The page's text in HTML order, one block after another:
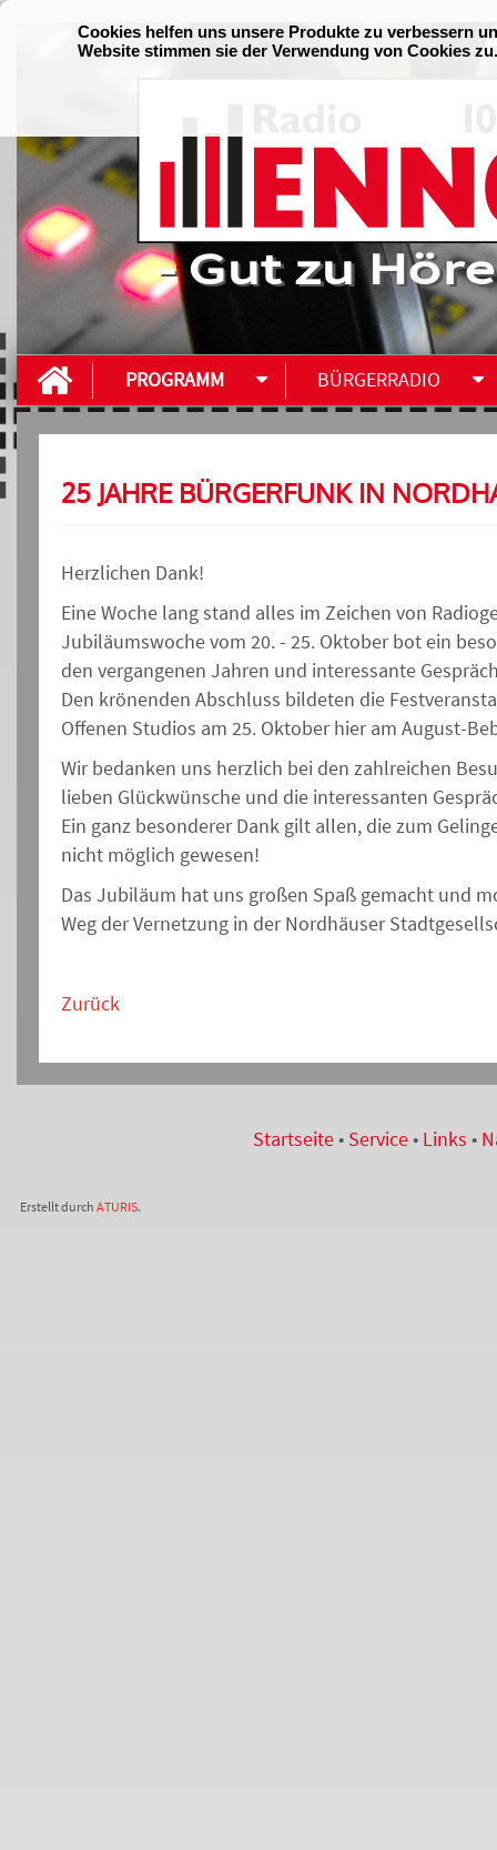
- Gut zu
PROGRAMM BÜRGERRADIO
25 JAHRE BÜRGERFUNK IN
Herzlichen Dank!
Eine Woche lang stand alles im Zeichen von
Jubiläumswoche vom 20. - 25. Oktober bot ein
den vergangenen Jahren und interessante
Den krönenden Abschluss bildeten die
Offenen Studios am 25. Oktober hier am August-
Wir bedanken uns herzlich bei den zahlreichen
lieben Glückwünsche und die interessanten
Ein ganz besonderer Dank gilt allen, die zum
nicht möglich gewesen!
Das Jubiläum hat uns großen Spaß gemacht und
Weg der Vernetzung in der Nordhäuser
Zurück
Startseite• Service• Links •
Erstellt durch ATURIS.